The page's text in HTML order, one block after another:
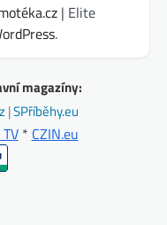
| Elite
.
magazíny:
|SPříběhy.eu
* CZIN.eu